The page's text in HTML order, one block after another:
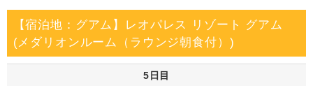
【宿泊地：グアム】レオパレス リゾート グアム
(メダリオンルーム（ラウンジ朝食付）)
5日目